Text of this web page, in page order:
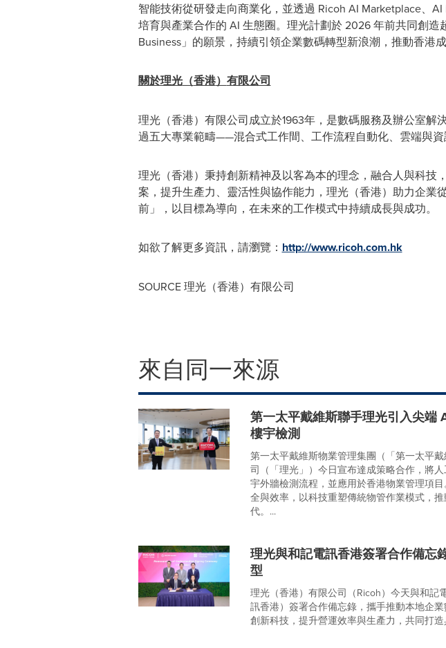
智能技術從研發走向商業化，並透過 Ricoh AI Marketplace、
培育與產業合作的 AI 生態圈。理光計劃於 2026 年前共同創
Business」的願景，持續引領企業數碼轉型新浪潮，推動香港
關於理光（香港） 有限公司
理光（香港） 有限公司成立於1963年，是數碼服務及辦公室
過五大專業範疇——混合式工作間、工作流程自動化、雲端與
理光（香港） 秉持創新精神及以客為本的理念，融合人與科技
案，提升生產力、靈活性與協作能力，理光（香港） 助力企業
前」，以目標為導向，在未來的工作模式中持續成長與成功。
如欲了解更多資訊，請瀏覽： http://www.ricoh.com.hk
SOURCE 理光（香港）有限公司
來自同一來源
第一太平戴維斯聯手理光引入尖端
樓宇檢測
第一太平戴維斯物業管理集團（「第一太平
司（「理光」）今日宣布達成策略合作，將
宇外牆檢測流程，並應用於香港物業管理項
全與效率，以科技重塑傳統物管作業模式，
代。...
理光與和記電訊香港簽署合作備忘
型
理光（香港）有限公司（Ricoh）今天與和記
訊香港）簽署合作備忘錄，攜手推動本地企
創新科技，提升營運效率與生產力，共同打